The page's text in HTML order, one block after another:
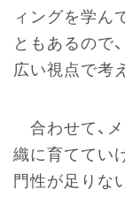
ィングを学ん
ともあるので
広い視点で考
合わせて、
織に育ててい
門性が足りな